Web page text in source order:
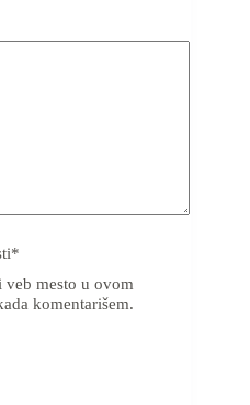
*
veb mesto u ovom
komentarišem.